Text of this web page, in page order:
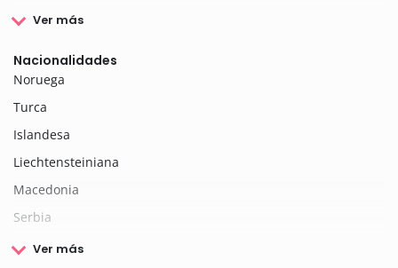
Ver más
Nacionalidades
Noruega
Turca
Islandesa
Liechtensteiniana
Macedonia
Serbia
Ver más